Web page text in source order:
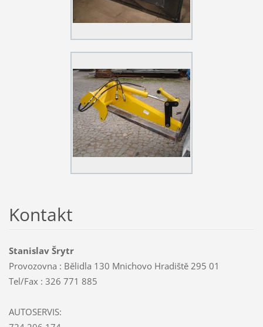
Kontakt
Stanislav Šrytr
Provozovna : Bělidla 130 Mnichovo Hradiště 295 01
Tel/Fax : 326 771 885
AUTOSERVIS: